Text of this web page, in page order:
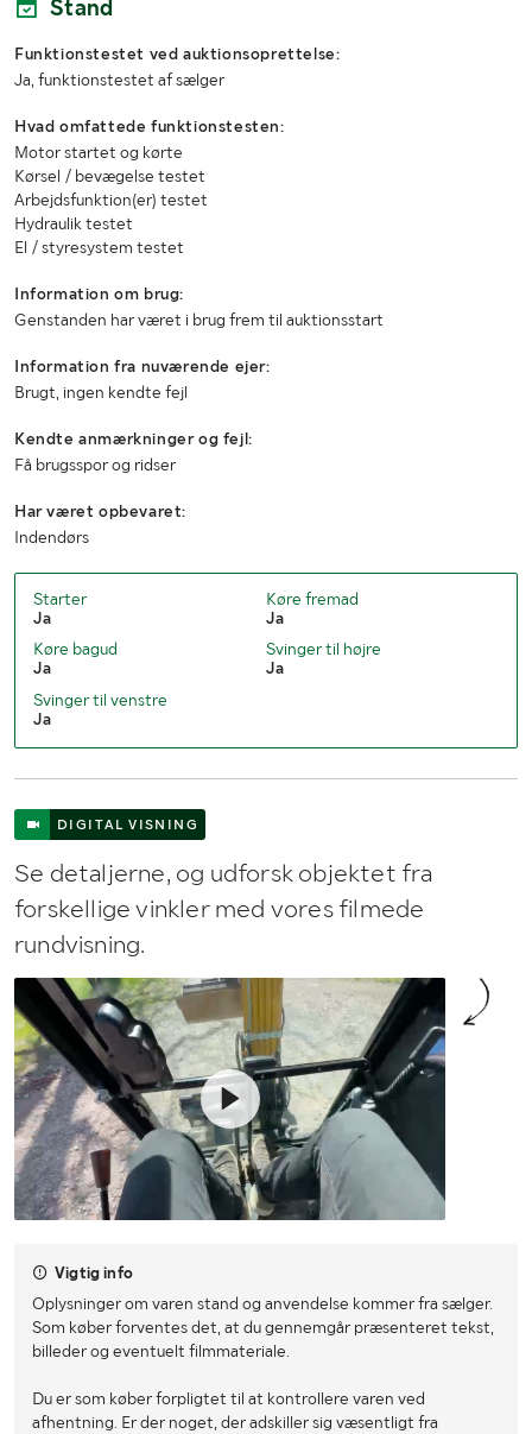
Stand
Funktionstestet ved auktionsoprettelse:
Ja, funktionstestet af sælger
Hvad omfattede funktionstesten:
Motor startet og kørte
Kørsel / bevægelse testet
Arbejdsfunktion(er) testet
Hydraulik testet
El / styresystem testet
Information om brug:
Genstanden har været i brug frem til auktionsstart
Information fra nuværende ejer:
Brugt, ingen kendte fejl
Kendte anmærkninger og fejl:
Få brugsspor og ridser
Har været opbevaret:
Indendørs
Starter
Ja
Køre fremad
Ja
Køre bagud
Ja
Svinger til højre
Ja
Svinger til venstre
Ja
DIGITAL VISNING
Se detaljerne, og udforsk objektet fra
forskellige vinkler med vores filmede
rundvisning.
Vigtig info
Oplysninger om varen stand og anvendelse kommer fra sælger.
Som køber forventes det, at du gennemgår præsenteret tekst,
billeder og eventuelt filmmateriale.
Du er som køber forpligtet til at kontrollere varen ved
afhentning. Er der noget, der adskiller sig væsentligt fra